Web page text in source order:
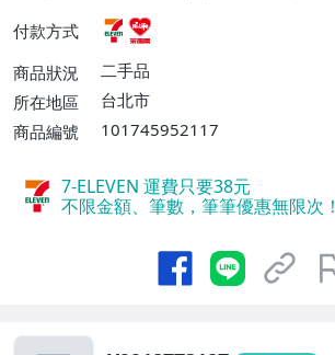
貨付款【免運費】
付款方式
商品狀況
二手品
所在地區
台北市
商品編號
101745952117
7-ELEVEN 運費只要38元
不限金額、筆數，筆筆優惠無限次！